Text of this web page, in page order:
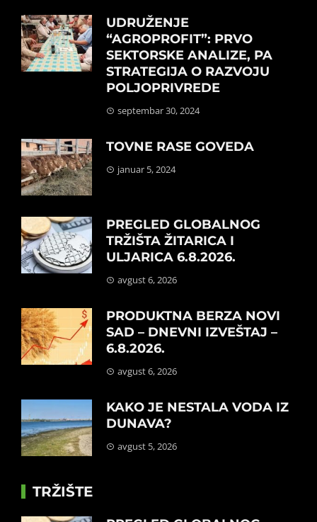
UDRUŽENJE
“AGROPROFIT”: PRVO
SEKTORSKE ANALIZE, PA
STRATEGIJA O RAZVOJU
POLJOPRIVREDE
septembar 30, 2024
TOVNE RASE GOVEDA
januar 5, 2024
PREGLED GLOBALNOG
TRŽIŠTA ŽITARICA I
ULJARICA 6.8.2026.
avgust 6, 2026
PRODUKTNA BERZA NOVI
SAD – DNEVNI IZVEŠTAJ –
6.8.2026.
avgust 6, 2026
KAKO JE NESTALA VODA IZ
DUNAVA?
avgust 5, 2026
TRŽIŠTE